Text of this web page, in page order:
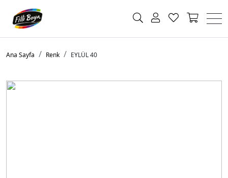
Ana Sayfa Renk EYLÜL 40